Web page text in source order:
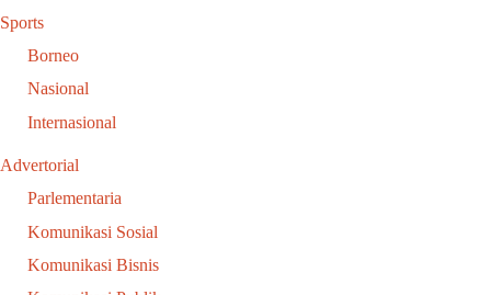
Sports
Borneo
Nasional
Internasional
Advertorial
Parlementaria
Komunikasi Sosial
Komunikasi Bisnis